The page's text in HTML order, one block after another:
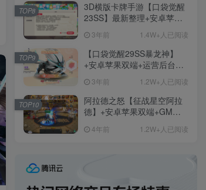
3D横版卡牌手游【口袋觉醒
23SS】最新整理+安卓苹果
细搭建教程
3年前 1.4W+人已阅读
TOP8
【口袋觉醒29SS暴龙神】
+安卓苹果双端+运营后台
端 3年前 1.2W+人已阅读
TOP9
阿拉德之怒【征战星空阿拉
德】+安卓苹果双端+GM授
+详细教程
4年前 1.2W+人已阅读
TOP10